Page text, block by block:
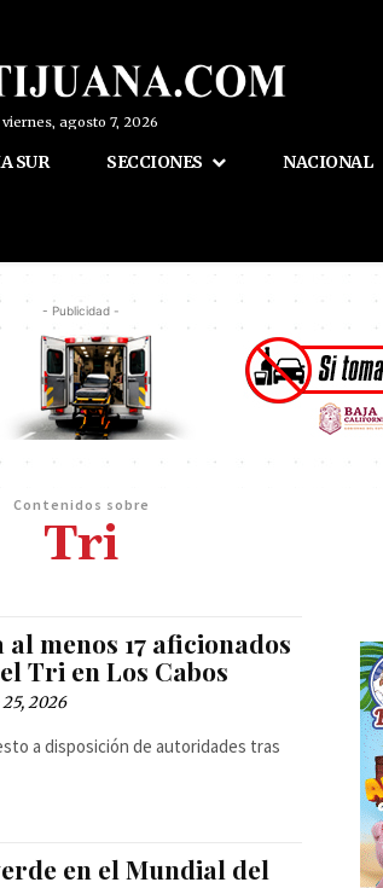
viernes, agosto 7, 2026
SUR SECCIONES NACIONAL
- Publicidad -
Contenidos sobre
Tri
menos 17 aficionados
Tri en Los Cabos
2026
a disposición de autoridades tras
en el Mundial del